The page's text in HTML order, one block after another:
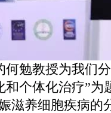
勉教授为我们
个体化治疗”为
滋养细胞疾病的